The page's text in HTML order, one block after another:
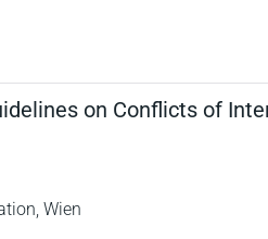
on Conflicts of
Wien